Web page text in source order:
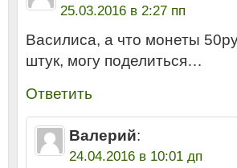
25.03.2016 в 2:27 пп
Василиса, а что монеты
штук, могу поделиться…
Ответить
Валерий:
24.04.2016 в 10:01 дп